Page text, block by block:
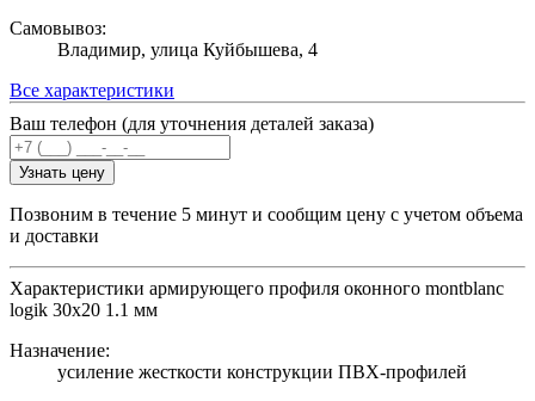
Самовывоз:
Владимир, улица Куйбышева, 4
Все характеристики
Ваш телефон (для уточнения деталей заказа)
Узнать цену
Позвоним в течение 5 минут и сообщим цену с учетом объема
и доставки
Характеристики армирующего профиля оконного montblanc
logik 30х20 1.1 мм
Назначение:
усиление жесткости конструкции ПВХ-профилей